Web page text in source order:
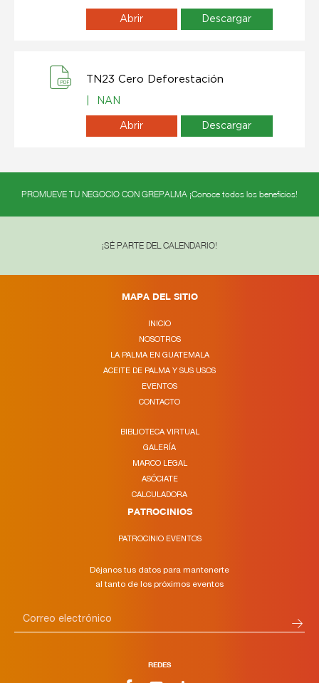
Abrir Descargar
TN23 Cero Deforestación
NAN
Abrir Descargar
PROMUEVE TU NEGOCIO CON GREPALMA ¡Conoce todos los beneficios!
¡SÉ PARTE DEL CALENDARIO!
MAPA DEL SITIO
INICIO
NOSOTROS
LA PALMA EN GUATEMALA
ACEITE DE PALMA Y SUS USOS
EVENTOS
CONTACTO
BIBLIOTECA VIRTUAL
GALERÍA
MARCO LEGAL
ASÓCIATE
CALCULADORA
PATROCINIOS
PATROCINIO EVENTOS
Déjanos tus datos para mantenerte
al tanto de los próximos eventos
REDES